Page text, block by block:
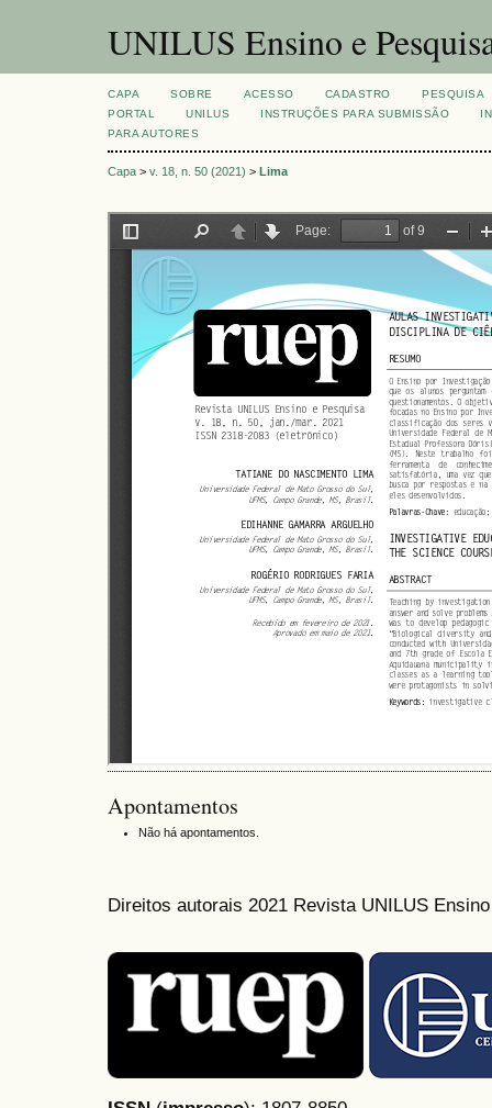
UNILUS Ensino e
CAPA SOBRE ACESSO CADASTRO
PESQUISA
PORTAL
UNILUS INSTRUÇÕES PARA SUBMISSÃO
PARA AUTORES
Capa > v. 18, n. 50 (2021) > Lima
Apontamentos
Não há apontamentos.
Direitos autorais 2021 Revista UNILUS